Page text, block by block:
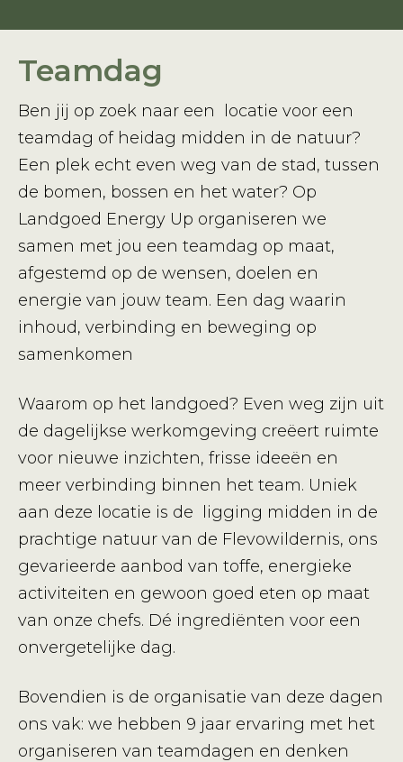
Teamdag
Ben jij op zoek naar een locatie voor een
teamdag of heidag midden in de natuur?
Een plek echt even weg van de stad, tussen
de bomen, bossen en het water? Op
Landgoed Energy Up organiseren we
samen met jou een teamdag op maat,
afgestemd op de wensen, doelen en
energie van jouw team. Een dag waarin
inhoud, verbinding en beweging op
samenkomen
Waarom op het landgoed? Even weg zijn uit
de dagelijkse werkomgeving creëert ruimte
voor nieuwe inzichten, frisse ideeën en
meer verbinding binnen het team. Uniek
aan deze locatie is de ligging midden in de
prachtige natuur van de Flevowildernis, ons
gevarieerde aanbod van toffe, energieke
activiteiten en gewoon goed eten op maat
van onze chefs. Dé ingrediënten voor een
onvergetelijke dag.
Bovendien is de organisatie van deze dagen
ons vak: we hebben 9 jaar ervaring met het
organiseren van teamdagen en denken